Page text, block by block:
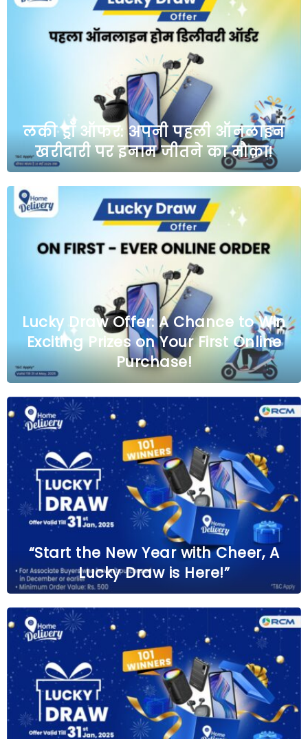
लकी ड्रॉ ऑफर: अपनी पहली ऑनलाइन
खरीदारी पर इनाम जीतने का मौक़ा!
Lucky Draw Offer: A Chance to Win
Exciting Prizes on Your First Online
Purchase!
“Start the New Year with Cheer, A
Lucky Draw is Here!”